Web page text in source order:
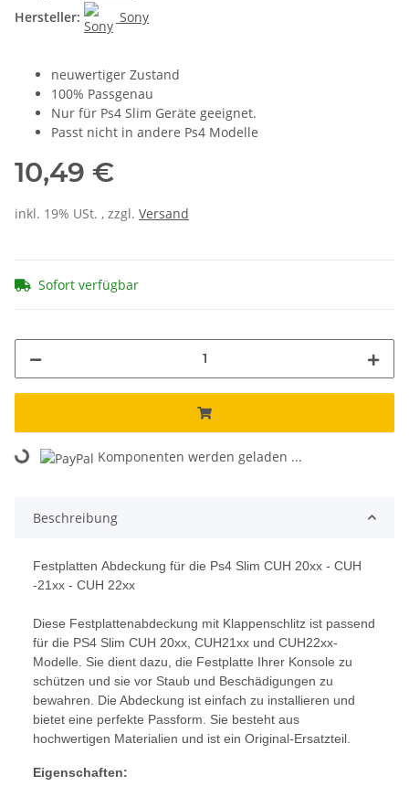
Hersteller:
Sony
neuwertiger Zustand
100% Passgenau
Nur für Ps4 Slim Geräte geeignet.
Passt nicht in andere Ps4 Modelle
10,49 €
inkl. 19% USt. , zzgl. Versand
Sofort verfügbar
Loading... Komponenten werden geladen ...
Beschreibung
Festplatten Abdeckung für die Ps4 Slim CUH 20xx - CUH
-21xx - CUH 22xx
Diese Festplattenabdeckung mit Klappenschlitz ist passend
für die PS4 Slim CUH 20xx, CUH21xx und CUH22xx-
Modelle. Sie dient dazu, die Festplatte Ihrer Konsole zu
schützen und sie vor Staub und Beschädigungen zu
bewahren. Die Abdeckung ist einfach zu installieren und
bietet eine perfekte Passform. Sie besteht aus
hochwertigen Materialien und ist ein Original-Ersatzteil.
Eigenschaften: